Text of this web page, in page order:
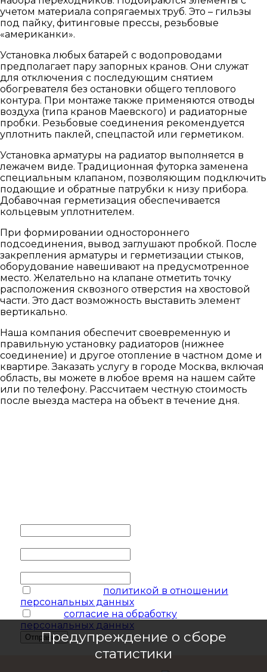
учетом материала сопрягаемых труб. Это – гильзы
под пайку, фитинговые прессы, резьбовые
«американки».
Установка любых батарей с водопроводами
предполагает пару запорных кранов. Они служат
для отключения с последующим снятием
обогревателя без остановки общего теплового
контура. При монтаже также применяются отводы
воздуха (типа кранов Маевского) и радиаторные
пробки. Резьбовые соединения рекомендуется
уплотнить паклей, спецпастой или герметиком.
Установка арматуры на радиатор выполняется в
лежачем виде. Традиционная футорка заменена
специальным клапаном, позволяющим подключить
подающие и обратные патрубки к низу прибора.
Добавочная герметизация обеспечивается
кольцевым уплотнителем.
При формировании одностороннего
подсоединения, вывод заглушают пробкой. После
закрепления арматуры и герметизации стыков,
оборудование навешивают на предусмотренное
место. Желательно на клапане отметить точку
расположения сквозного отверстия на хвостовой
части. Это даст возможность выставить элемент
вертикально.
Наша компания обеспечит своевременную и
правильную установку радиаторов (нижнее
соединение) и другое отопление в частном доме и
квартире. Заказать услугу в городе Москва, включая
область, вы можете в любое время на нашем сайте
или по телефону. Рассчитаем честную стоимость
после выезда мастера на объект в течение дня.
политикой в отношении
персональных данных
согласие на обработку
персональных данных
Отправить
Предупреждение о сборе
статистики